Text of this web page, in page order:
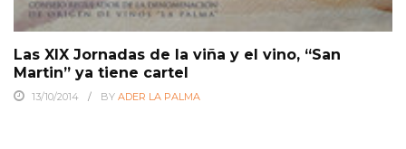
Las XIX Jornadas de la viña y el vino, “San
Martin” ya tiene cartel
13/10/2014 BY ADER LA PALMA